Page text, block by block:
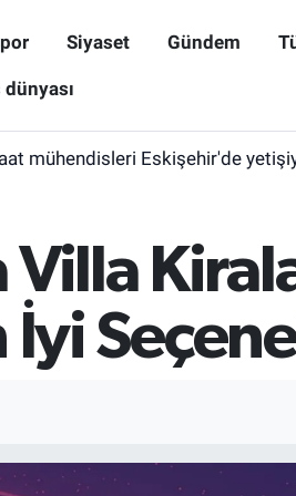
Siyaset Gündem
mühendisleri Eskişehir'de
Villa
İyi